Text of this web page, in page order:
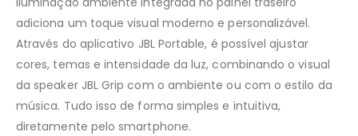
adiciona um toque visual moderno e personalizável.
Através do aplicativo JBL Portable, é possível ajustar
cores, temas e intensidade da luz, combinando o visual
da speaker JBL Grip com o ambiente ou com o estilo da
música. Tudo isso de forma simples e intuitiva,
diretamente pelo smartphone.